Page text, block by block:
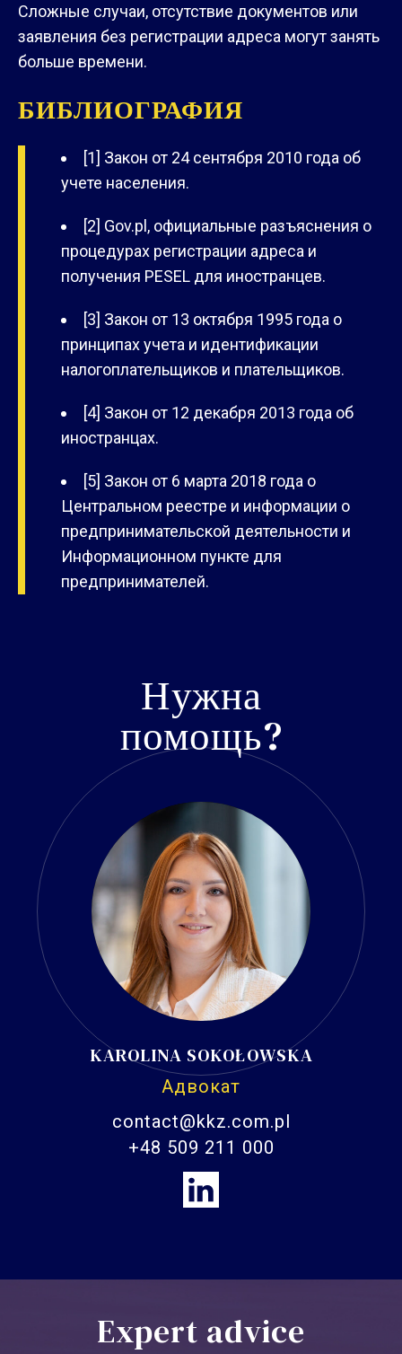
Сложные случаи, отсутствие документов или
заявления без регистрации адреса могут занять
больше времени.
БИБЛИОГРАФИЯ
[1] Закон от 24 сентября 2010 года об
учете населения.
[2] Gov.pl, официальные разъяснения о
процедурах регистрации адреса и
получения PESEL для иностранцев.
[3] Закон от 13 октября 1995 года о
принципах учета и идентификации
налогоплательщиков и плательщиков.
[4] Закон от 12 декабря 2013 года об
иностранцах.
[5] Закон от 6 марта 2018 года о
Центральном реестре и информации о
предпринимательской деятельности и
Информационном пункте для
предпринимателей.
Нужна
помощь?
KAROLINA SOKOŁOWSKA
Адвокат
contact@kkz.com.pl
+48 509 211 000
Expert advice